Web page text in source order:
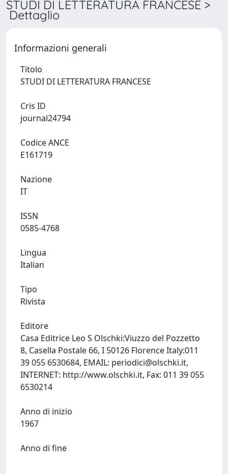
STUDI DI LETTERATURA FRANCESE >
Dettaglio
Informazioni generali
Titolo
Cris ID
Codice ANCE
Nazione
ISSN
Lingua
Tipo
Rivista
Editore
Casa Editrice Leo S Olschki:Viuzzo del Pozzetto
8, Casella Postale 66, I 50126 Florence Italy:011
39 055 6530684, EMAIL: periodici@olschki.it,
INTERNET: http://www.olschki.it, Fax: 011 39 055
Anno di inizio
Anno di fine